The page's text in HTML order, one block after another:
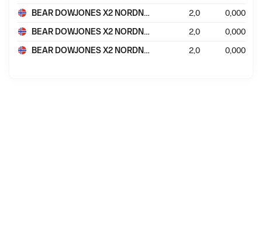
BEAR DOWJONES X2 NORDNET NO15 2,0 0,000
BEAR DOWJONES X2 NORDNET NO20 2,0 0,000
BEAR DOWJONES X2 NORDNET NO32 2,0 0,000